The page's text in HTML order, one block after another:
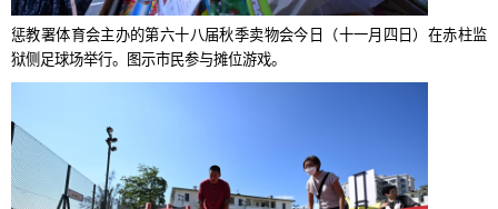
惩教署体育会主办的第六十八届秋季卖物会今日（十一月四日）在赤柱监
狱侧足球场举行。图示市民参与摊位游戏。